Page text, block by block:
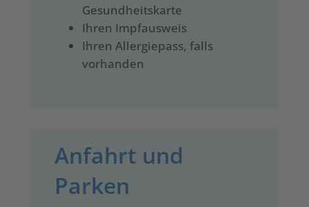
Gesundheitskarte
Ihren Impfausweis
Ihren Allergiepass, falls
vorhanden
Anfahrt und
Parken